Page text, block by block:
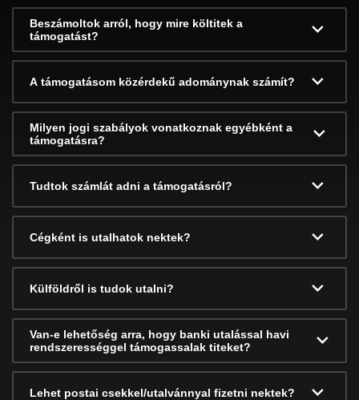
Beszámoltok arról, hogy mire költitek a
támogatást?
A támogatásom közérdekű adománynak számít?
Milyen jogi szabályok vonatkoznak egyébként a
támogatásra?
Tudtok számlát adni a támogatásról?
Cégként is utalhatok nektek?
Külföldről is tudok utalni?
Van-e lehetőség arra, hogy banki utalással havi
rendszerességgel támogassalak titeket?
Lehet postai csekkel/utalvánnyal fizetni nektek?